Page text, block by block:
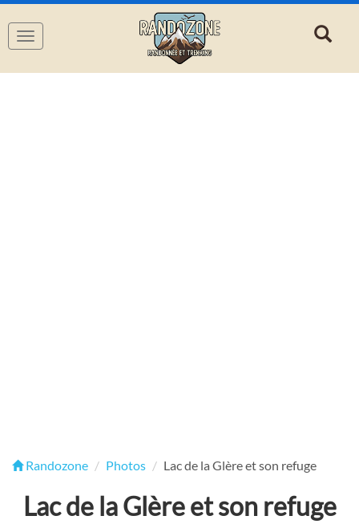
Navigation
Randozone Photos Lac de la Glère et son refuge
Lac de la Glère et son refuge